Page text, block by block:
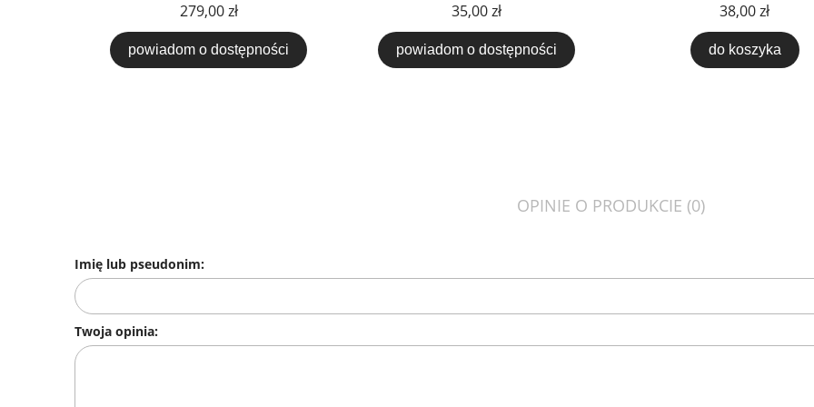
279,00 zł
powiadom o dostępności
35,00 zł
powiadom o dostępności
38,00 zł
do koszyka
OPINIE O PRODUKCIE (0)
Imię lub pseudonim:
Twoja opinia: